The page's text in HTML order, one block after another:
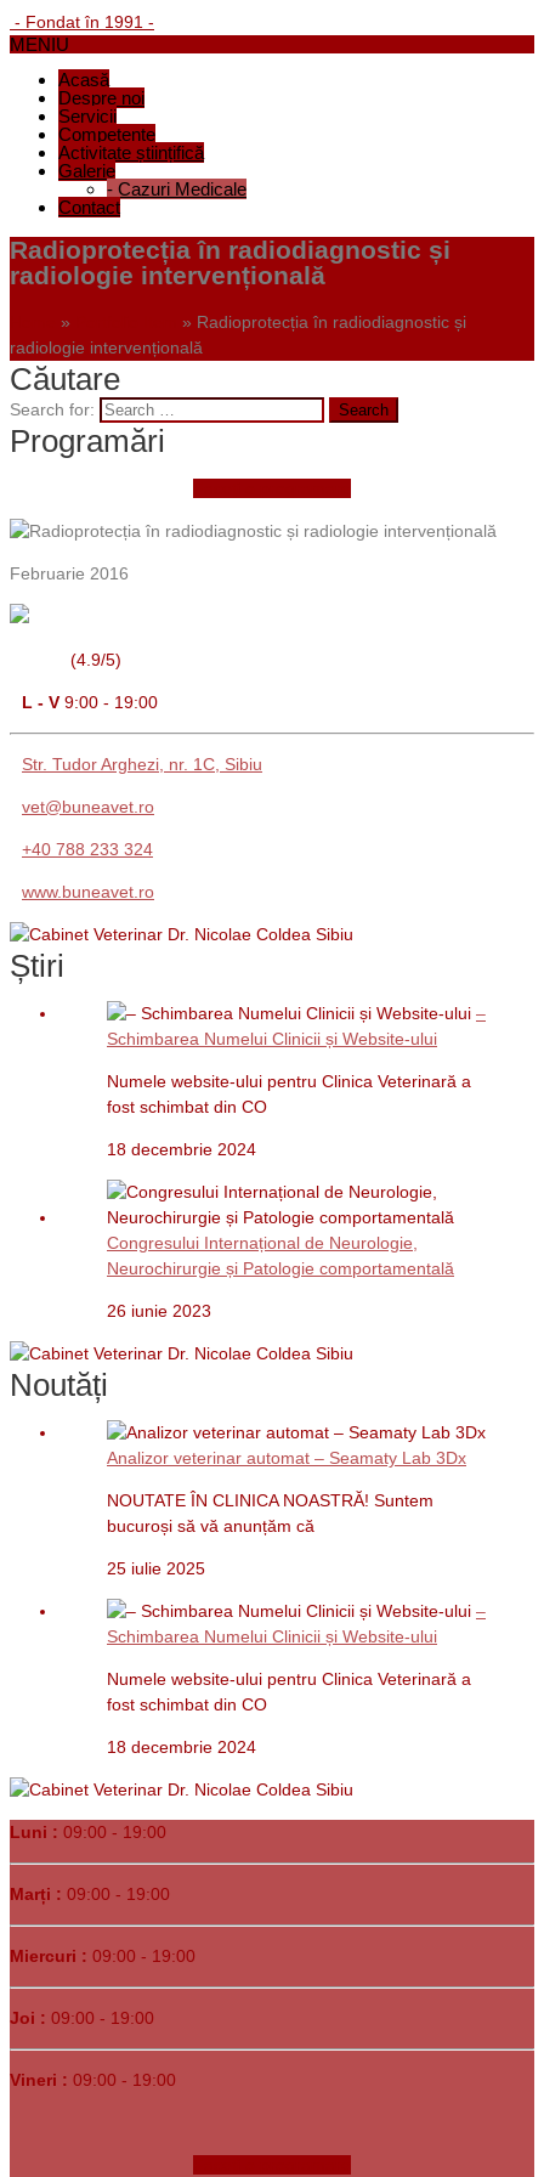
- Fondat în 1991 -
MENIU
Acasă
Despre noi
Servicii
Competențe
Activitate științifică
Galerie
- Cazuri Medicale
Contact
Radioprotecția în radiodiagnostic și
radiologie intervențională
» » Radioprotecția în radiodiagnostic și
radiologie intervențională
Căutare
Search for:
Programări
Februarie 2016
(4.9/5)
L - V 9:00 - 19:00
Str. Tudor Arghezi, nr. 1C, Sibiu
vet@buneavet.ro
+40 788 233 324
www.buneavet.ro
Știri
–
Schimbarea Numelui Clinicii și Website-ului
Numele website-ului pentru Clinica Veterinară a
fost schimbat din CO
18 decembrie 2024
Congresului Internațional de Neurologie,
Neurochirurgie și Patologie comportamentală
26 iunie 2023
Noutăți
Analizor veterinar automat – Seamaty Lab 3Dx
NOUTATE ÎN CLINICA NOASTRĂ! Suntem
bucuroși să vă anunțăm că
25 iulie 2025
–
Schimbarea Numelui Clinicii și Website-ului
Numele website-ului pentru Clinica Veterinară a
fost schimbat din CO
18 decembrie 2024
Luni : 09:00 - 19:00
Marți : 09:00 - 19:00
Miercuri : 09:00 - 19:00
Joi : 09:00 - 19:00
Vineri : 09:00 - 19:00